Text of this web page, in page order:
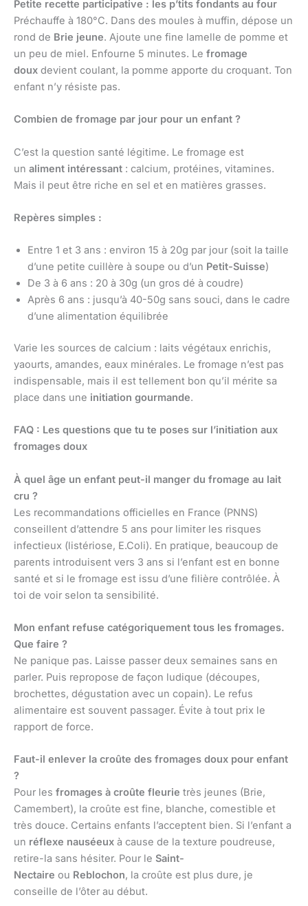
Petite recette participative : les p’tits fondants au four
Préchauffe à 180°C. Dans des moules à muffin, dépose un
rond de Brie jeune. Ajoute une fine lamelle de pomme et
un peu de miel. Enfourne 5 minutes. Le fromage
doux devient coulant, la pomme apporte du croquant. Ton
enfant n’y résiste pas.
Combien de fromage par jour pour un enfant ?
C’est la question santé légitime. Le fromage est
un aliment intéressant : calcium, protéines, vitamines.
Mais il peut être riche en sel et en matières grasses.
Repères simples :
Entre 1 et 3 ans : environ 15 à 20g par jour (soit la taille
d’une petite cuillère à soupe ou d’un Petit-Suisse)
De 3 à 6 ans : 20 à 30g (un gros dé à coudre)
Après 6 ans : jusqu’à 40-50g sans souci, dans le cadre
d’une alimentation équilibrée
Varie les sources de calcium : laits végétaux enrichis,
yaourts, amandes, eaux minérales. Le fromage n’est pas
indispensable, mais il est tellement bon qu’il mérite sa
place dans une initiation gourmande.
FAQ : Les questions que tu te poses sur l’initiation aux
fromages doux
À quel âge un enfant peut-il manger du fromage au lait
cru ?
Les recommandations officielles en France (PNNS)
conseillent d’attendre 5 ans pour limiter les risques
infectieux (listériose, E.Coli). En pratique, beaucoup de
parents introduisent vers 3 ans si l’enfant est en bonne
santé et si le fromage est issu d’une filière contrôlée. À
toi de voir selon ta sensibilité.
Mon enfant refuse catégoriquement tous les fromages.
Que faire ?
Ne panique pas. Laisse passer deux semaines sans en
parler. Puis repropose de façon ludique (découpes,
brochettes, dégustation avec un copain). Le refus
alimentaire est souvent passager. Évite à tout prix le
rapport de force.
Faut-il enlever la croûte des fromages doux pour enfant
?
Pour les fromages à croûte fleurie très jeunes (Brie,
Camembert), la croûte est fine, blanche, comestible et
très douce. Certains enfants l’acceptent bien. Si l’enfant a
un réflexe nauséeux à cause de la texture poudreuse,
retire-la sans hésiter. Pour le Saint-
Nectaire ou Reblochon, la croûte est plus dure, je
conseille de l’ôter au début.